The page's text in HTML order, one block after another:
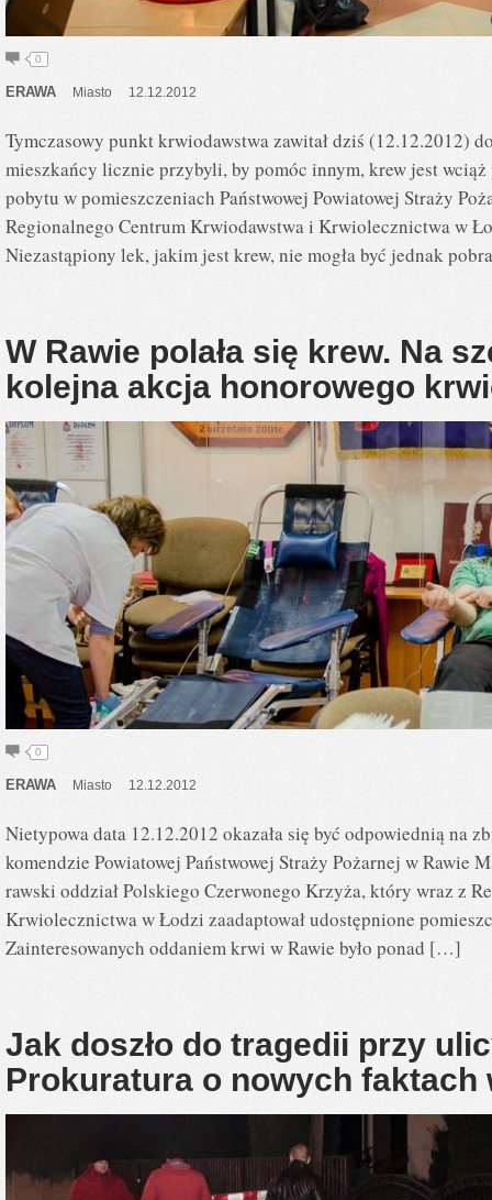
0
ERAWA Miasto 12.12.2012
Tymczasowy punkt krwiodawstwa zawitał dziś (12.12.2012)
mieszkańcy licznie przybyli, by pomóc innym, krew jest
pobytu w pomieszczeniach Państwowej Powiatowej Straży
Regionalnego Centrum Krwiodawstwa i Krwiolecznictwa w
Niezastąpiony lek, jakim jest krew, nie mogła być jednak
W Rawie polała się krew. Na
kolejna akcja honorowego
0
ERAWA Miasto 12.12.2012
Nietypowa data 12.12.2012 okazała się być odpowiednią na
komendzie Powiatowej Państwowej Straży Pożarnej w Rawie
rawski oddział Polskiego Czerwonego Krzyża, który wraz z
Krwiolecznictwa w Łodzi zaadaptował udostępnione
Zainteresowanych oddaniem krwi w Rawie było ponad […]
Jak doszło do tragedii przy
Prokuratura o nowych